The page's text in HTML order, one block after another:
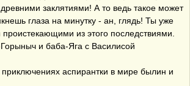
заклятиями! А то ведь такое может
глаза на минутку - ан, глядь! Ты уже
из этого последствиями.
и баба-Яга с Василисой
аспирантки в мире былин и